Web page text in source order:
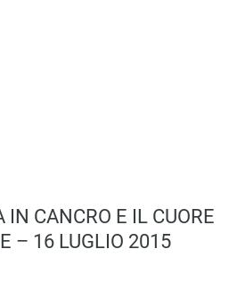
IN CANCRO E IL CUORE
– 16 LUGLIO 2015